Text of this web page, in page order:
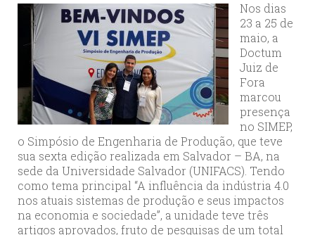
Nos dias
23 a 25 de
maio, a
Doctum
Juiz de
Fora
marcou
presença
no SIMEP,
o Simpósio de Engenharia de Produção, que teve
sua sexta edição realizada em Salvador – BA, na
sede da Universidade Salvador (UNIFACS). Tendo
como tema principal “A influência da indústria 4.0
nos atuais sistemas de produção e seus impactos
na economia e sociedade”, a unidade teve três
artigos aprovados, fruto de pesquisas de um total